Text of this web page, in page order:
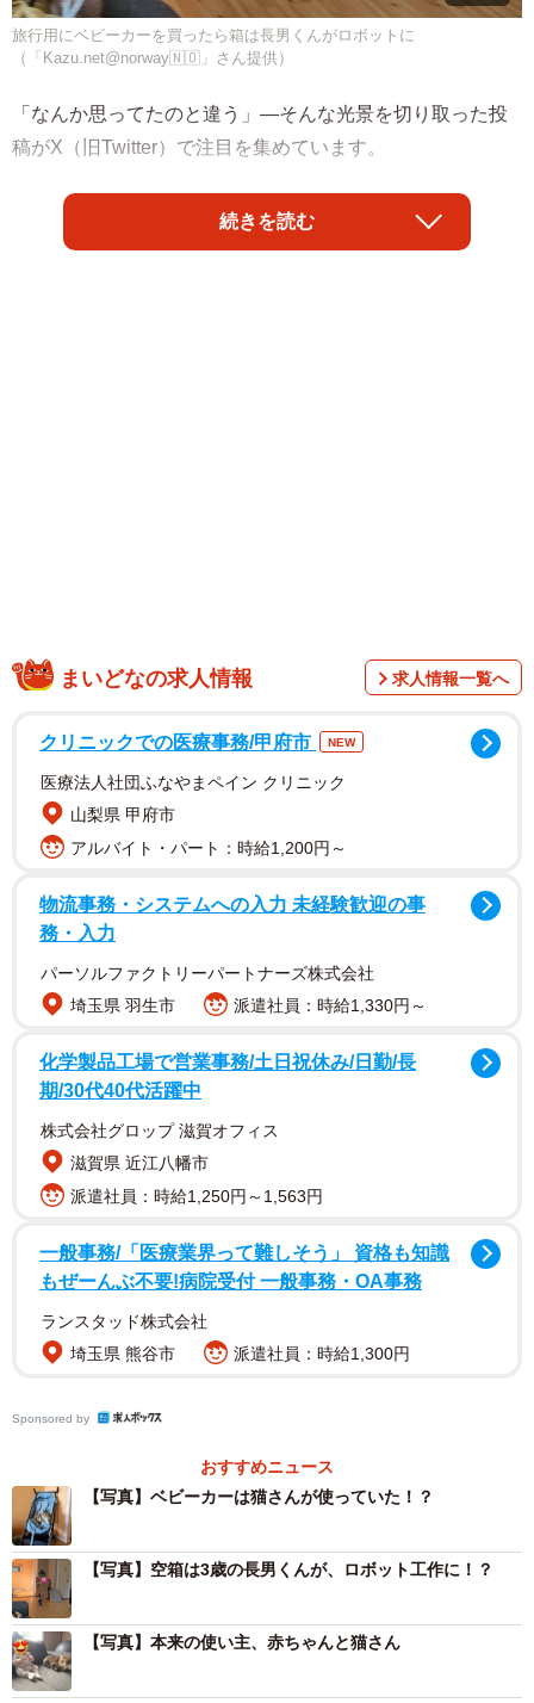
旅行用にベビーカーを買ったら箱は長男くんがロボットに
（「Kazu.net@norway🇳🇴」さん提供）
「なんか思ってたのと違う」―そんな光景を切り取った投
稿がX（旧Twitter）で注目を集めています。
投稿したのは、ノルウェーで暮らす「Kazu.net@norway
🇳🇴」さん（@WalkingtheNorth）。ハスキー犬20頭と猫1
「思ってたのと違う」光景
Kazu.netさんは旅行用にコンパクトに畳めるベビーカーを
購入。しかし届いたその日、段ボール箱は長男くんが「ロ
ボット」に変身させ、本体のベビーカーは猫ちゃんがしっ
かり陣取ってしまったそうです。
「まーた捨てられない箱が増えたな…と思いました。猫の
方は息子にばれないようこっそり乗ってたので、こっそり
写真を撮って後で息子に見せました」と語ります。
続きを読む
まいどなの求人情報 求人情報一覧へ
クリニックでの医療事務/甲府市 NEW
医療法人社団ふなやまペイン クリニック
山梨県 甲府市
アルバイト・パート：時給1,200円～
物流事務・システムへの入力 未経験歓迎の事
務・入力
パーソルファクトリーパートナーズ株式会社
埼玉県 羽生市
派遣社員：時給1,330円～
化学製品工場で営業事務/土日祝休み/日勤/長
期/30代40代活躍中
株式会社グロップ 滋賀オフィス
滋賀県 近江八幡市
派遣社員：時給1,250円～1,563円
一般事務/「医療業界って難しそう」 資格も知識
もぜーんぶ不要!病院受付 一般事務・OA事務
ランスタッド株式会社
埼玉県 熊谷市
派遣社員：時給1,300円
Sponsored by
おすすめニュース
【写真】ベビーカーは猫さんが使っていた！？
【写真】空箱は3歳の長男くんが、ロボット工作に！？
【写真】本来の使い主、赤ちゃんと猫さん